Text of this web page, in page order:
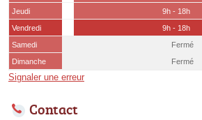
Jeudi
9h - 18h
Vendredi
9h - 18h
Samedi
Fermé
Dimanche
Fermé
Signaler une erreur
Contact